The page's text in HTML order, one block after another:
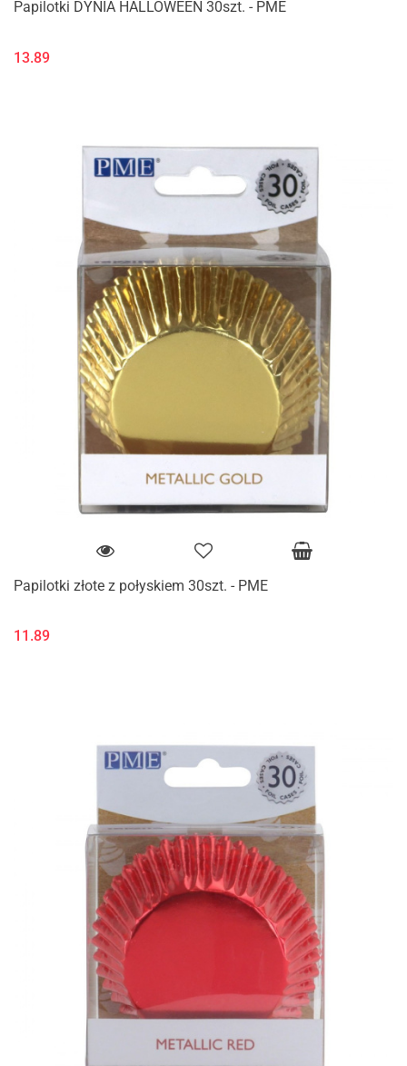
Papilotki DYNIA HALLOWEEN 30szt. - PME
13.89
Papilotki złote z połyskiem 30szt. - PME
11.89